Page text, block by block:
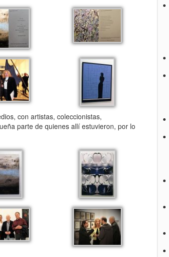
con artistas, coleccionistas,
parte de quienes allí estuvieron, por lo